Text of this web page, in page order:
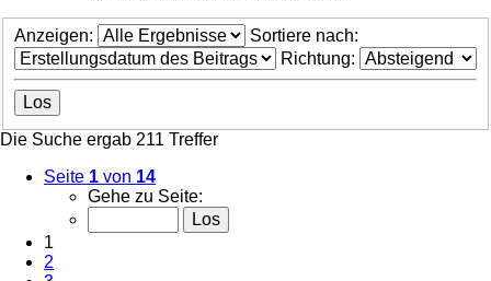
Anzeigen:
Sortiere nach:
Richtung:
Die Suche ergab 211 Treffer
Seite 1 von 14
Gehe zu Seite:
1
2